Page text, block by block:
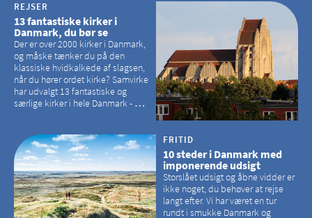
REJSER
13 fantastiske kirker i
Danmark, du bør se
Der er over 2000 kirker i Danmark,
og måske tænker du på den
klassiske hvidkalkede af slagsen,
når du hører ordet kirke? Samvirke
har udvalgt 13 fantastiske og
særlige kirker i hele Danmark - og
hvilke kirker, der er en omvej værd
FRITID
10 steder i Danmark med
imponerende udsigt
Storslået udsigt og åbne vidder er
ikke noget, du behøver at rejse
langt efter. Vi har været en tur
rundt i smukke Danmark og